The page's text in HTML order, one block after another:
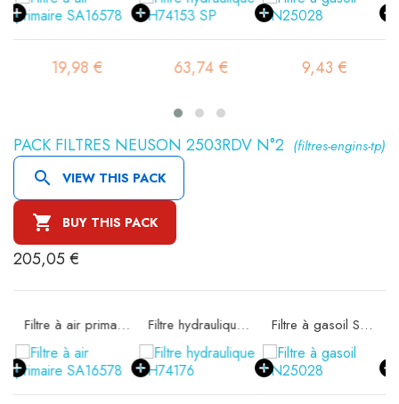
19,98 € 63,74 € 9,43 €
PACK FILTRES NEUSON 2503RDV N°2 (filtres-engins-tp)
 VIEW THIS PACK
 BUY THIS PACK
205,05 €
Filtre à air primaire SA16578 Filtre hydraulique SH74176 Filtre à gasoil SN25028